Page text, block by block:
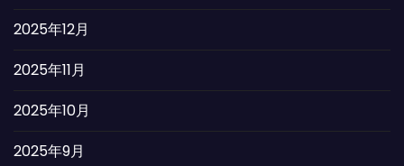
2025年12月
2025年11月
2025年10月
2025年9月